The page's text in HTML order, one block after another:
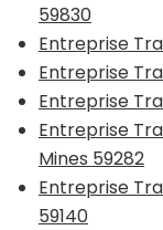
59830
Entreprise
Entreprise
Entreprise
Entreprise
Mines 59282
Entreprise
59140